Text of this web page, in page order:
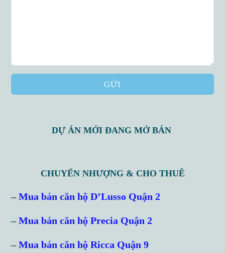
GỬI
DỰ ÁN MỚI ĐANG MỞ BÁN
CHUYỂN NHƯỢNG & CHO THUÊ
–Mua bán căn hộ D’Lusso Quận 2
–Mua bán căn hộ Precia Quận 2
–Mua bán căn hộ Ricca Quận 9
Log in